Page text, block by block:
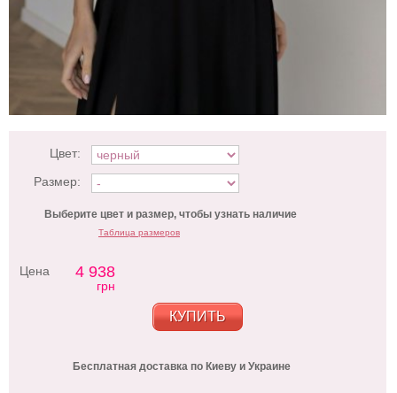
Цвет:
Размер:
Выберите цвет и размер, чтобы узнать наличие
Таблица размеров
Цена 4 938
грн
КУПИТЬ
Бесплатная доставка по Киеву и Украине